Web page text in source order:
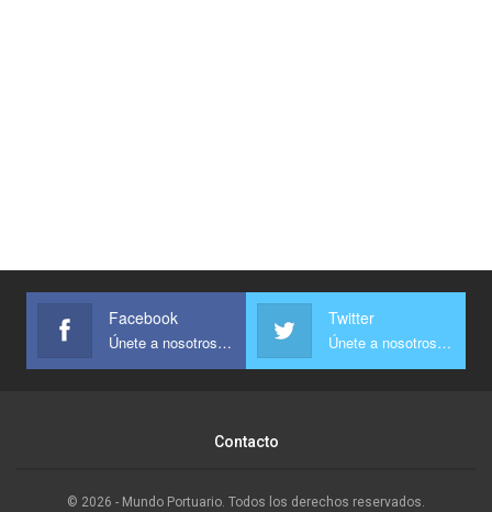
Facebook
Únete a nosotros en Facebook
Twitter
Únete a nosotros en Twitter
Contacto
© 2026 - Mundo Portuario. Todos los derechos reservados.